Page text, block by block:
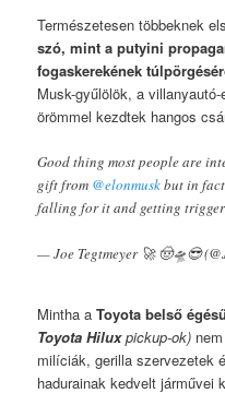
Természetesen többeknek
szó, mint a putyini
fogaskerekének
Musk-gyűlölök, a
örömmel kezdtek hangos
Good thing most people are
gift from @elonmuskbut in
falling for it and getting
— Joe Tegtmeyer 🚀 🤠🛸😎
Mintha aToyota belső
Toyota Hiluxpickup-ok)
milíciák, gerilla szervezetek
hadurainak kedvelt járművei